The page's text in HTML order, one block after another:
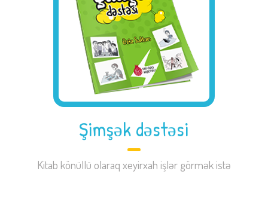
Şimşək dəstəsi
Kitab könüllü olaraq xeyirxah işlər görmək istə